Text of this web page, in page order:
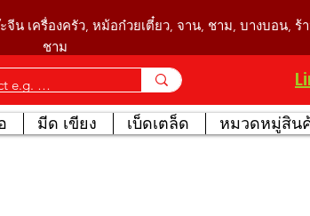
น เครื่องครัว, หม้อก๋วยเตี๋ยว, จาน, ชาม, บางบอน, ร้
ชาม
มีด เขียง เบ็ดเตล็ด หมวดหมู่สิน